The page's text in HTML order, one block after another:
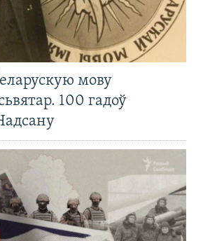
мову
100 гадоў